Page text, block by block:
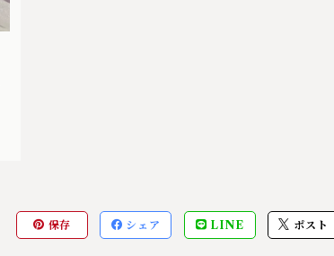
保存 シェア LINE ポスト